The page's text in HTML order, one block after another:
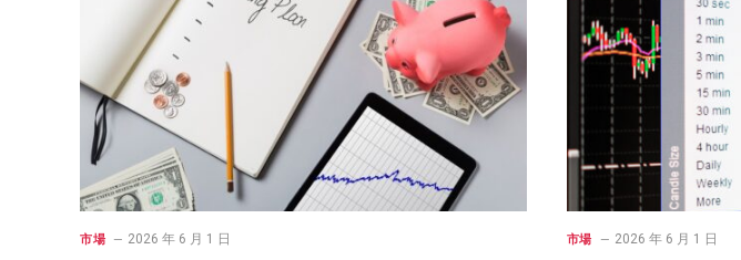
市場 2026 年 6 月 1 日 市場 2026 年 6 月 1 日